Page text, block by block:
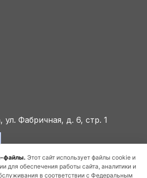
файлы. Этот сайт использует файлы cookie и
для обеспечения работы сайта, аналитики и
в соответствии с Федеральным
ул. Фабричная, д. 6, стр. 1